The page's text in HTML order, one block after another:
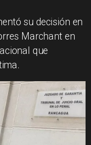
su decisión en
Marchant en
que